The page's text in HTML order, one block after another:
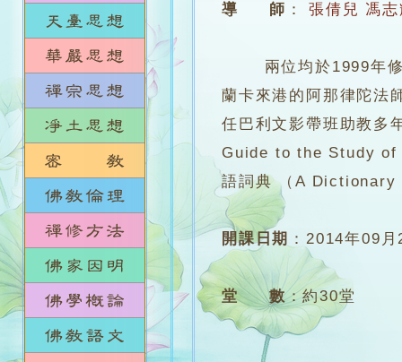
導 師 ： 張倩兒 馮
兩位均於1999年修畢
蘭卡來港的阿那律陀法
任巴利文影帶班助教多
Guide to the Study of
語詞典 （A
開課日期 ：2014年09月
堂 數：約30堂